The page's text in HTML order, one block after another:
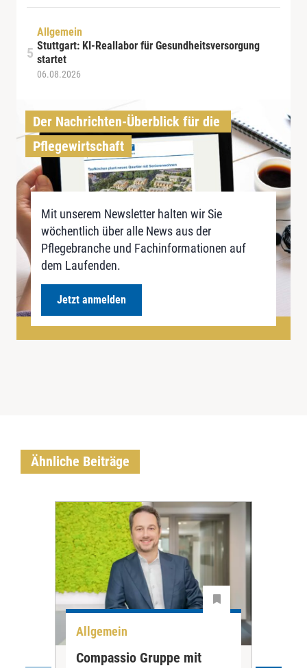
Allgemein
Stuttgart: KI-Reallabor für Gesundheitsversorgung
startet
06.08.2026
Der Nachrichten-Überblick für die
Pflegewirtschaft
Mit unserem Newsletter halten wir Sie
wöchentlich über alle News aus der
Pflegebranche und Fachinformationen auf
dem Laufenden.
Jetzt anmelden
Ähnliche Beiträge
Allgemein
Compassio Gruppe mit